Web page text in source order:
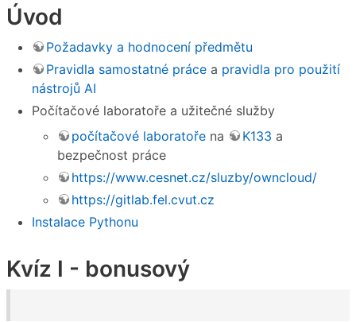
Úvod
Požadavky a hodnocení předmětu
Pravidla samostatné práce a pravidla pro použití
nástrojů AI
Počítačové laboratoře a užitečné služby
počítačové laboratoře na K133 a
bezpečnost práce
https://www.cesnet.cz/sluzby/owncloud/
https://gitlab.fel.cvut.cz
Instalace Pythonu
Kvíz I - bonusový